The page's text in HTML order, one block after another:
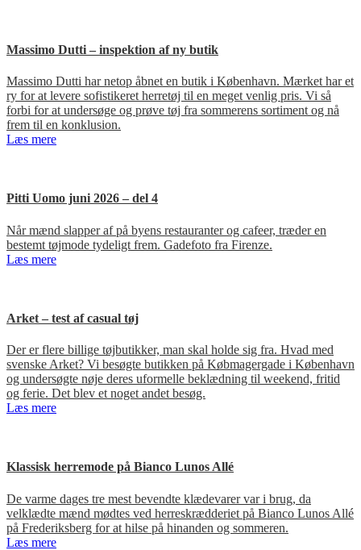
Massimo Dutti – inspektion af ny butik
Massimo Dutti har netop åbnet en butik i København. Mærket har et
ry for at levere sofistikeret herretøj til en meget venlig pris. Vi så
forbi for at undersøge og prøve tøj fra sommerens sortiment og nå
frem til en konklusion.
Læs mere
Pitti Uomo juni 2026 – del 4
Når mænd slapper af på byens restauranter og cafeer, træder en
bestemt tøjmode tydeligt frem. Gadefoto fra Firenze.
Læs mere
Arket – test af casual tøj
Der er flere billige tøjbutikker, man skal holde sig fra. Hvad med
svenske Arket? Vi besøgte butikken på Købmagergade i København
og undersøgte nøje deres uformelle beklædning til weekend, fritid
og ferie. Det blev et noget andet besøg.
Læs mere
Klassisk herremode på Bianco Lunos Allé
De varme dages tre mest bevendte klædevarer var i brug, da
velklædte mænd mødtes ved herreskrædderiet på Bianco Lunos Allé
på Frederiksberg for at hilse på hinanden og sommeren.
Læs mere